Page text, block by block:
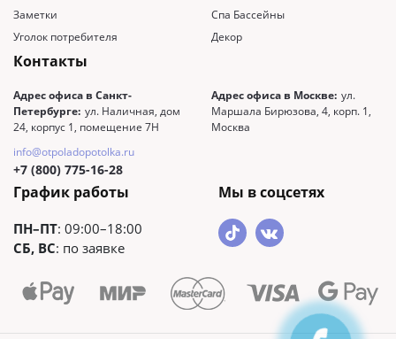
Заметки
Уголок потребителя
Спа Бассейны
Декор
Контакты
Адрес офиса в Санкт-
Петербурге: ул. Наличная, дом
24, корпус 1, помещение 7Н
Адрес офиса в Москве: ул.
Маршала Бирюзова, 4, корп. 1,
Москва
info@otpoladopotolka.ru
+7 (800) 775-16-28
График работы
ПН–ПТ: 09:00–18:00
СБ, ВС: по заявке
Мы в соцсетях